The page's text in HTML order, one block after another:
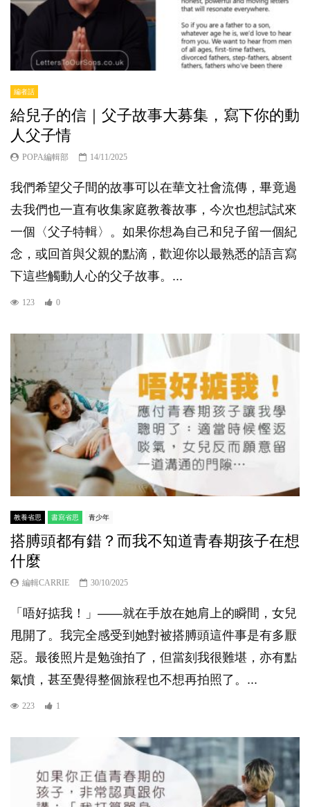
編者話
給兒子的信｜父子故事大募集，寫下你的動
人父子情
POPA編輯部 14/11/2025
我們希望父子間的故事可以在華文社會流傳，畢竟過
去我們也一直有收集家庭教養故事，今次也想試試來
一個〈父子特輯〉。如果你想為自己和兒子留一個紀
念，或回首與父親的點滴，歡迎你以最熟悉的語言寫
下這些觸動人心的父子故事。...
123 0
教養省思 書寫省思 青少年
搭膊頭都有錯？而我不知道青春期孩子在想
什麼
編輯CARRIE 30/10/2025
「唔好掂我！」——就在手放在她肩上的瞬間，女兒
甩開了。我完全感受到她對被搭膊頭這件事是有多厭
惡。最後照片是勉強拍了，但當刻我很難堪，亦有點
氣憤，甚至覺得整個旅程也不想再拍照了。...
223 1